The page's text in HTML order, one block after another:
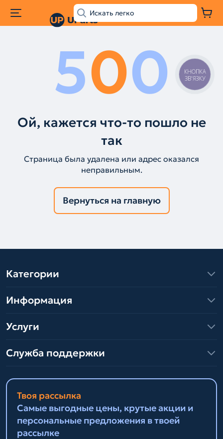
500
Ой, кажется что-то пошло не
так
Страница была удалена или адрес оказался
неправильным.
Вернуться на главную
Категории
Информация
Услуги
Служба поддержки
Твоя рассылка
Самые выгодные цены, крутые акции и
персональные предложения в твоей
рассылке
КНОПКА
ЗВ'ЯЗКУ